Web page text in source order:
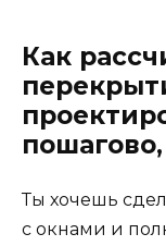
Как
Ты хочешь
с окнами и